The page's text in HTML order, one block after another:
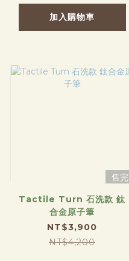
加入購物車
售完
Tactile Turn 石洗款 鈦
合金原子筆
NT$3,900
NT$4,200